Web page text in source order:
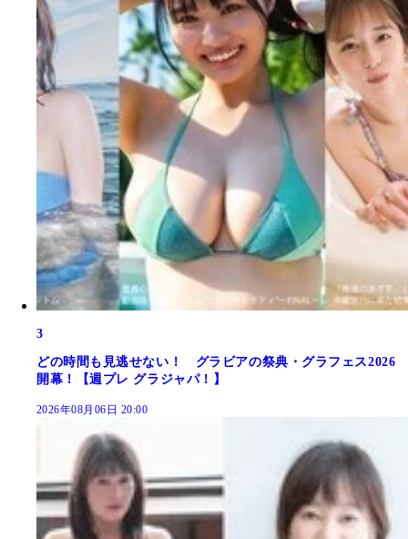
3
どの時間も見逃せない！ グラビアの祭典・グラフェス2026
開幕！【週プレ グラジャパ！】
2026年08月06日 20:00